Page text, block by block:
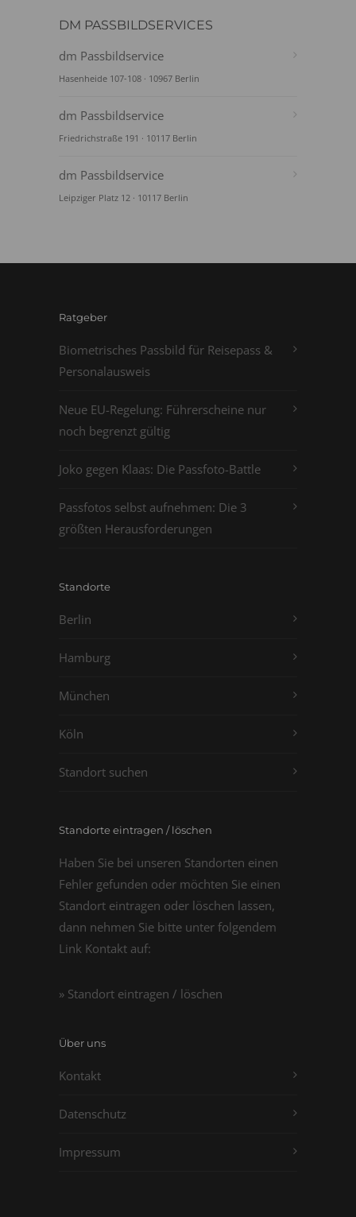
DM PASSBILDSERVICES
dm Passbildservice
Hasenheide 107-108 · 10967 Berlin
dm Passbildservice
Friedrichstraße 191 · 10117 Berlin
dm Passbildservice
Leipziger Platz 12 · 10117 Berlin
Ratgeber
Biometrisches Passbild für Reisepass &
Personalausweis
Neue EU-Regelung: Führerscheine nur
noch begrenzt gültig
Joko gegen Klaas: Die Passfoto-Battle
Passfotos selbst aufnehmen: Die 3
größten Herausforderungen
Standorte
Berlin
Hamburg
München
Köln
Standort suchen
Standorte eintragen / löschen
Haben Sie bei unseren Standorten einen
Fehler gefunden oder möchten Sie einen
Standort eintragen oder löschen lassen,
dann nehmen Sie bitte unter folgendem
Link Kontakt auf:
» Standort eintragen / löschen
Über uns
Kontakt
Datenschutz
Impressum